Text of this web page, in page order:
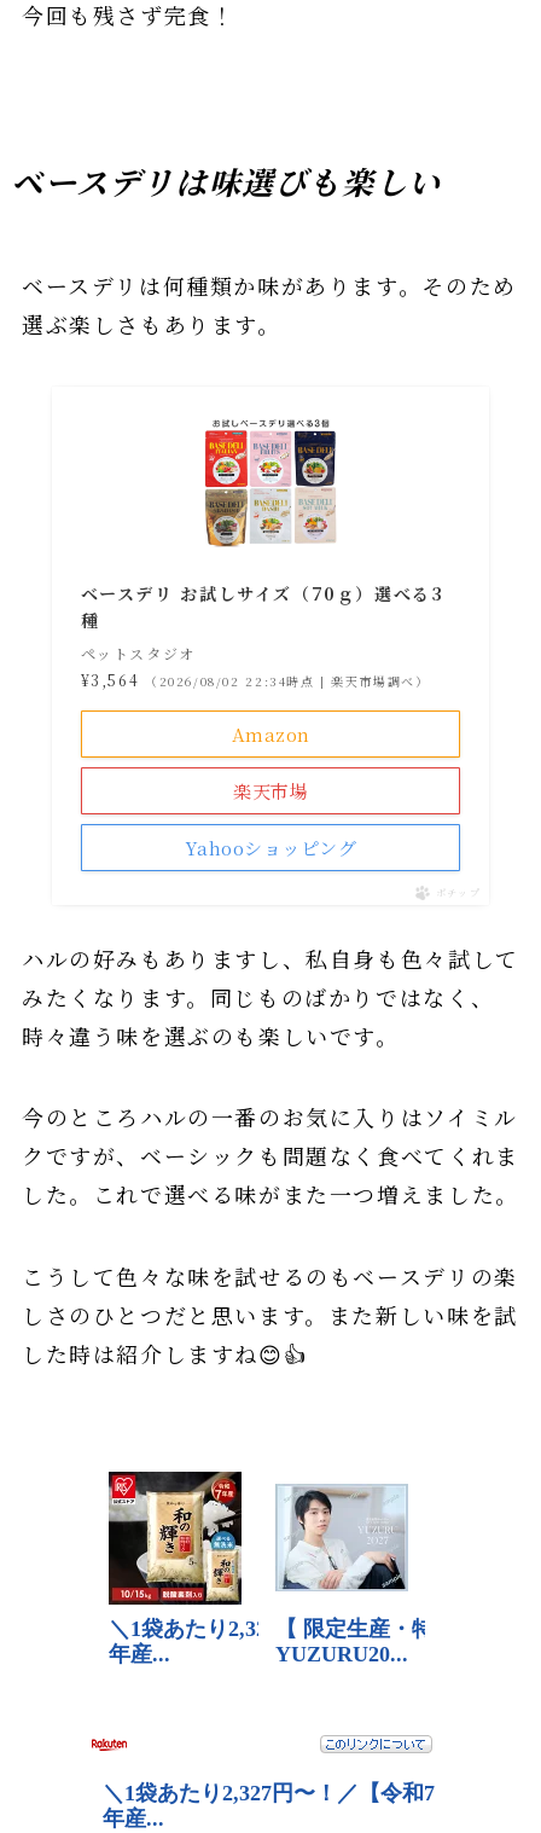
今回も残さず完食！
ベースデリは味選びも楽しい
ベースデリは何種類か味があります。そのため
選ぶ楽しさもあります。
ベースデリ お試しサイズ（70ｇ）選べる3
種
ペットスタジオ
¥3,564
（2026/08/02 22:34時点 | 楽天市場調べ）
Amazon
楽天市場
Yahooショッピング
ポチップ
ハルの好みもありますし、私自身も色々試して
みたくなります。同じものばかりではなく、
時々違う味を選ぶのも楽しいです。
今のところハルの一番のお気に入りはソイミル
クですが、ベーシックも問題なく食べてくれま
した。これで選べる味がまた一つ増えました。
こうして色々な味を試せるのもベースデリの楽
しさのひとつだと思います。また新しい味を試
した時は紹介しますね😊👍